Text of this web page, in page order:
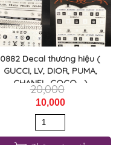
0882 Decal thương hiệu (
GUCCI, LV, DIOR, PUMA,
CHANEL, COCO,...)
20,000
10,000